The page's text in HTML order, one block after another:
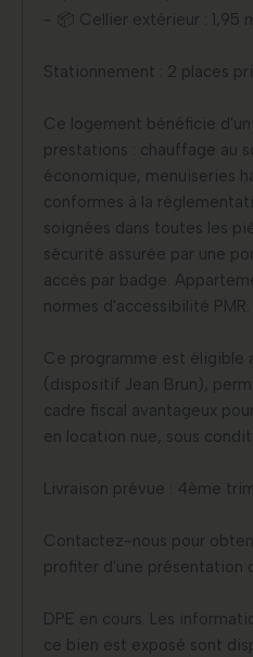
- 📦 Cellier extérieur : 1,95
Stationnement : 2 places
Ce logement bénéficie
prestations : chauffage au
économique, menuiseries
conformes à la
soignées dans toutes les
sécurité assurée par une
accès par badge.
normes d'accessibilité PMR.
Ce programme est éligible
(dispositif Jean Brun),
cadre fiscal avantageux
en location nue, sous
Livraison prévue : 4ème
Contactez-nous pour
profiter d'une présentation
DPE en cours. Les
ce bien est exposé sont